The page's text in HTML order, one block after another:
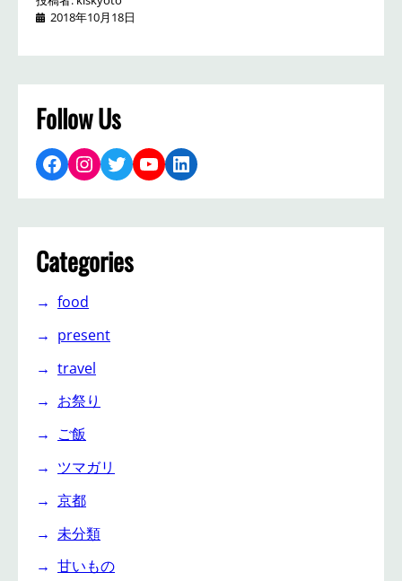
2018年10月18日
Follow Us
Facebook Instagram Twitter YouTube LinkedIn
Categories
food
present
travel
お祭り
ご飯
ツマガリ
京都
未分類
甘いもの